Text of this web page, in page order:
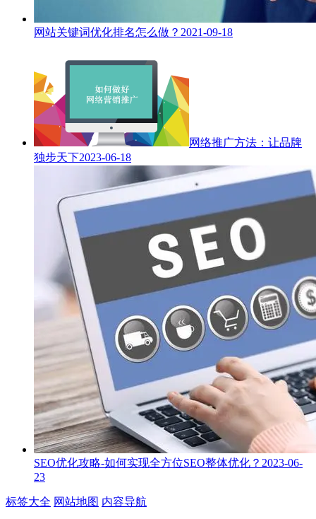
网站关键词优化排名怎么做？ 2021-09-18
网络推广方法：让品牌
独步天下2023-06-18
SEO优化攻略-如何实现全方位SEO整体优化？ 2023-06-
23
标签大全 网站地图 内容导航